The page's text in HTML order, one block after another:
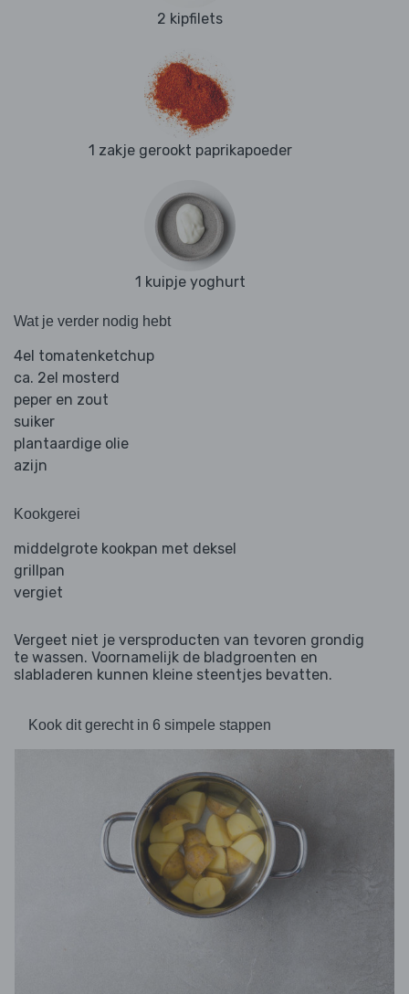
2 kipfilets
1 zakje gerookt paprikapoeder
1 kuipje yoghurt
Wat je verder nodig hebt
4el tomatenketchup
ca. 2el mosterd
peper en zout
suiker
plantaardige olie
azijn
Kookgerei
middelgrote kookpan met deksel
grillpan
vergiet
Vergeet niet je versproducten van tevoren grondig
te wassen. Voornamelijk de bladgroenten en
slabladeren kunnen kleine steentjes bevatten.
Kook dit gerecht in 6 simpele stappen